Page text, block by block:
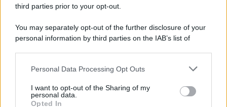
third parties prior to your opt-out.
You may separately opt-out of the further disclosure of your
personal information by third parties on the IAB’s list of
This information may also be disclosed by us to third parties
disclose it to other third parties.
Personal Data Processing Opt Outs
I want to opt-out of the Sharing of my
personal data.
Opted In
PREFERENZE PRIVACY